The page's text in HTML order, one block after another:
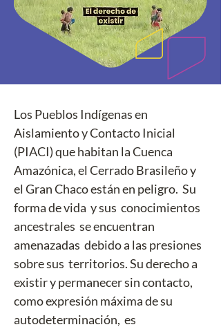
Los Pueblos Indígenas en
Aislamiento y Contacto Inicial
(PIACI) que habitan la Cuenca
Amazónica, el Cerrado Brasileño y
el Gran Chaco están en peligro.  Su
forma de vida  y sus  conocimientos
ancestrales  se encuentran
amenazadas  debido a las presiones
sobre sus  territorios. Su derecho a
existir y permanecer sin contacto,
como expresión máxima de su
autodeterminación,  es